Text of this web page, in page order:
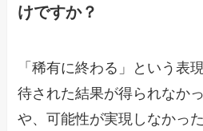
けですか？
「稀有に終わる」という表
待された結果が得られなか
や、可能性が実現しなかっ